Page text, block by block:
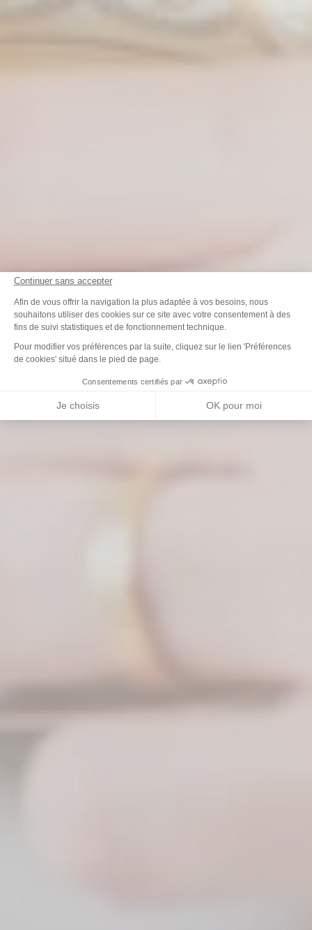
Continuer sans accepter
Plateforme de Gestion du
Afin de vous offrir la navigation la plus adaptée à vos besoins, nous
souhaitons utiliser des cookies sur ce site avec votre consentement à des
fins de suivi statistiques et de fonctionnement technique.
Pour modifier vos préférences par la suite, cliquez sur le lien 'Préférences
de cookies' situé dans le pied de page.
Consentements certifiés par
Je choisis OK pour moi
Axeptio consent